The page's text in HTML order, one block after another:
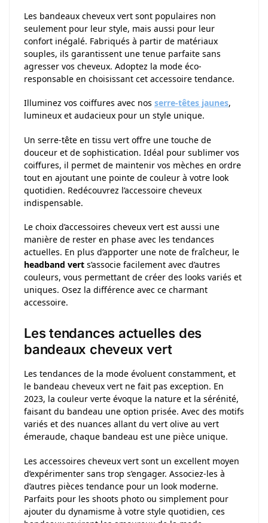
Les bandeaux cheveux vert sont populaires non
seulement pour leur style, mais aussi pour leur
confort inégalé. Fabriqués à partir de matériaux
souples, ils garantissent une tenue parfaite sans
agresser vos cheveux. Adoptez la mode éco-
responsable en choisissant cet accessoire tendance.
Illuminez vos coiffures avec nos serre-têtes jaunes,
lumineux et audacieux pour un style unique.
Un serre-tête en tissu vert offre une touche de
douceur et de sophistication. Idéal pour sublimer vos
coiffures, il permet de maintenir vos mèches en ordre
tout en ajoutant une pointe de couleur à votre look
quotidien. Redécouvrez l’accessoire cheveux
indispensable.
Le choix d’accessoires cheveux vert est aussi une
manière de rester en phase avec les tendances
actuelles. En plus d’apporter une note de fraîcheur, le
headband vert s’associe facilement avec d’autres
couleurs, vous permettant de créer des looks variés et
uniques. Osez la différence avec ce charmant
accessoire.
Les tendances actuelles des
bandeaux cheveux vert
Les tendances de la mode évoluent constamment, et
le bandeau cheveux vert ne fait pas exception. En
2023, la couleur verte évoque la nature et la sérénité,
faisant du bandeau une option prisée. Avec des motifs
variés et des nuances allant du vert olive au vert
émeraude, chaque bandeau est une pièce unique.
Les accessoires cheveux vert sont un excellent moyen
d’expérimenter sans trop s’engager. Associez-les à
d’autres pièces tendance pour un look moderne.
Parfaits pour les shoots photo ou simplement pour
ajouter du dynamisme à votre style quotidien, ces